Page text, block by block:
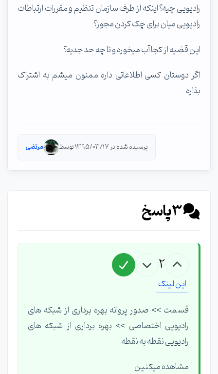
رادیویی چیه؟ اینکه از طرف سازمان تنظیم و مقررات ارتباطات
رادیویی میان برای چک کردن مجوز؟
این قضیه از کجا آب میخوره و تا چه حد جدیه؟
اگر دوستان کسی اطلاعاتی داره ممنون میشم به اشتراک
بذاره
پرسیده شده در 1395/03/17 توسط مرتضی
3پاسخ
2
این لینک
قسمت >> صدور پروانه بهره برداری از شبکه های
رادیویی اختصاصی >> بهره برداری از شبکه های
رادیویی نقطه به نقطه
مشاهده میکنین